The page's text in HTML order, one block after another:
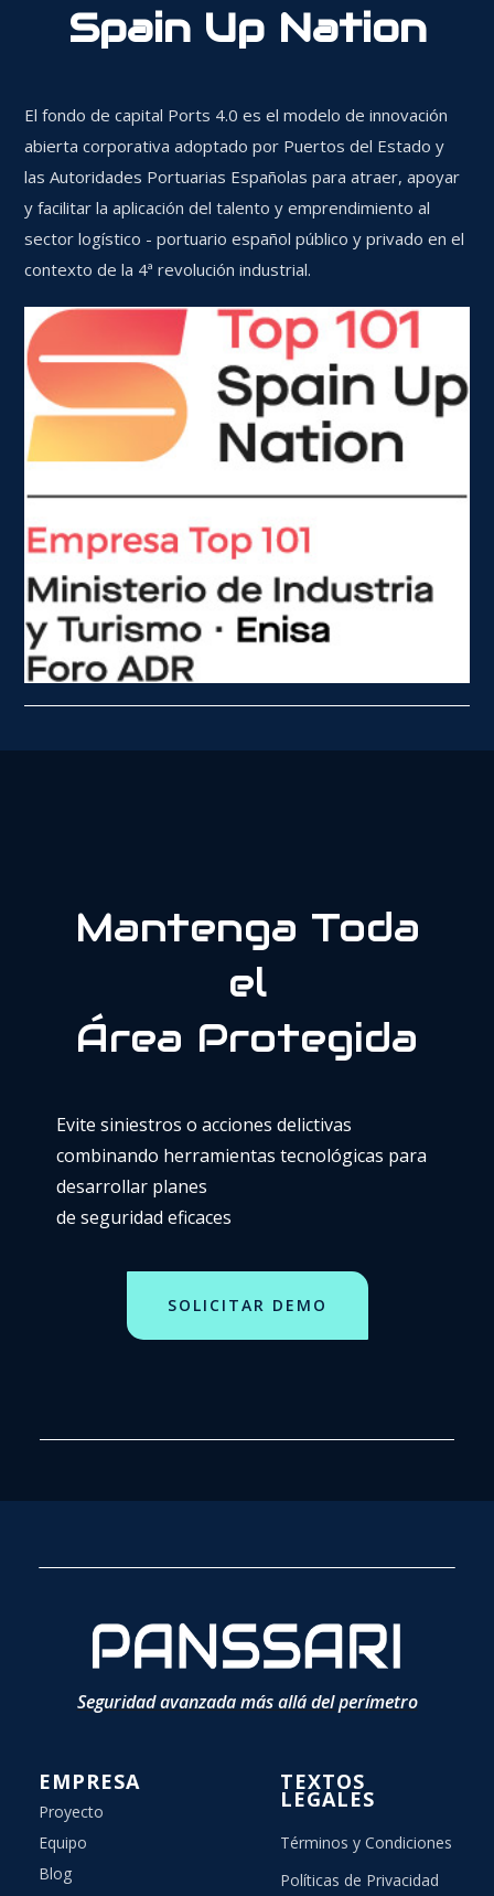
Spain Up Nation
El fondo de capital Ports 4.0 es el modelo de innovación
abierta corporativa adoptado por Puertos del Estado y
las Autoridades Portuarias Españolas para atraer, apoyar
y facilitar la aplicación del talento y emprendimiento al
sector logístico - portuario español público y privado en el
contexto de la 4ª revolución industrial.
Mantenga Toda
el
Área Protegida
Evite siniestros o acciones delictivas
combinando herramientas tecnológicas para
desarrollar planes
de seguridad eficaces
SOLICITAR DEMO
Seguridad avanzada más allá del perímetro
EMPRESA
Proyecto
Equipo
Blog
TEXTOS
LEGALES
Términos y Condiciones
Políticas de Privacidad